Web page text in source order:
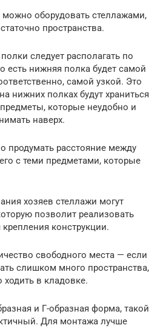
оборудовать стеллажами,
пространства.
следует располагать по
есть нижняя полка будет самой
самой узкой. Это
нижних полках будут храниться
которые неудобно и
наверх.
продумать расстояние между
с теми предметами, которые
хозяев стеллажи могут
позволит реализовать
конструкции.
свободного места — если
слишком много пространства,
ходить в кладовке.
и Г-образная форма, такой
Для монтажа лучше